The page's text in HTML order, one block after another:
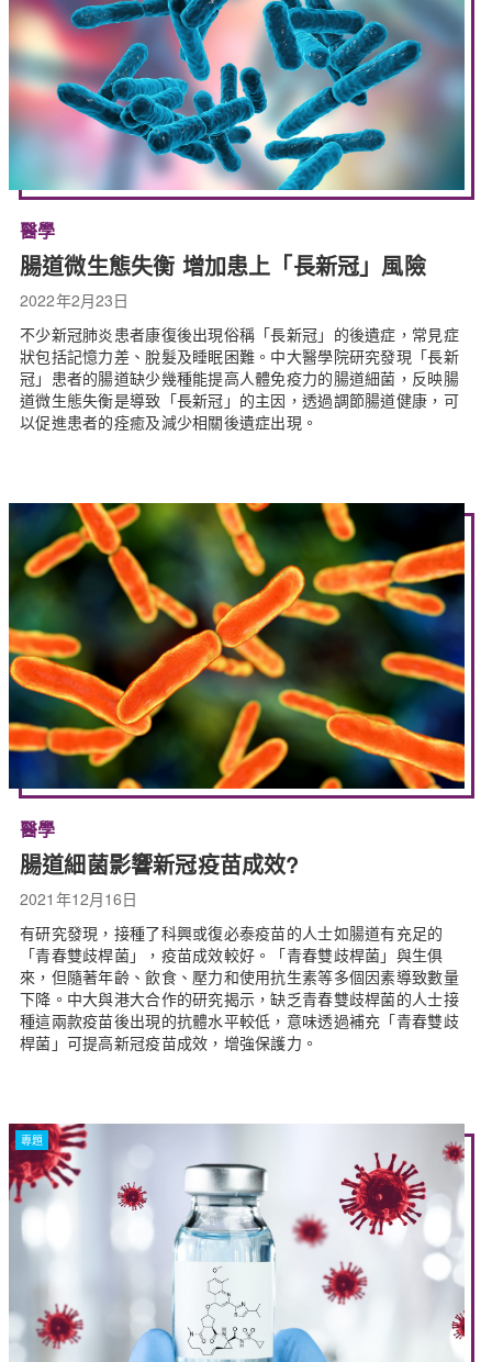
醫學
腸道微生態失衡 增加患上「長新冠」風險
2022年2月23日
不少新冠肺炎患者康復後出現俗稱「長新冠」的後遺症，常見症
狀包括記憶力差、脫髮及睡眠困難。中大醫學院研究發現「長新
冠」患者的腸道缺少幾種能提高人體免疫力的腸道細菌，反映腸
道微生態失衡是導致「長新冠」的主因，透過調節腸道健康，可
以促進患者的痊癒及減少相關後遺症出現。
醫學
腸道細菌影響新冠疫苗成效?
2021年12月16日
有研究發現，接種了科興或復必泰疫苗的人士如腸道有充足的
「青春雙歧桿菌」，疫苗成效較好。「青春雙歧桿菌」與生俱
來，但隨著年齡、飲食、壓力和使用抗生素等多個因素導致數量
下降。中大與港大合作的研究揭示，缺乏青春雙歧桿菌的人士接
種這兩款疫苗後出現的抗體水平較低，意味透過補充「青春雙歧
桿菌」可提高新冠疫苗成效，增強保護力。
專題